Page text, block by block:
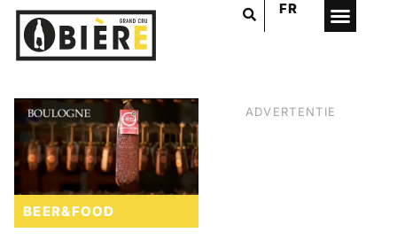
FR
BEER&FOOD
ADVERTENTIE